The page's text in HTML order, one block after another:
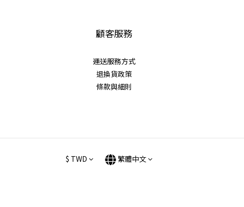
顧客服務
運送服務方式
退換貨政策
條款與細則
$ TWD 繁體中文